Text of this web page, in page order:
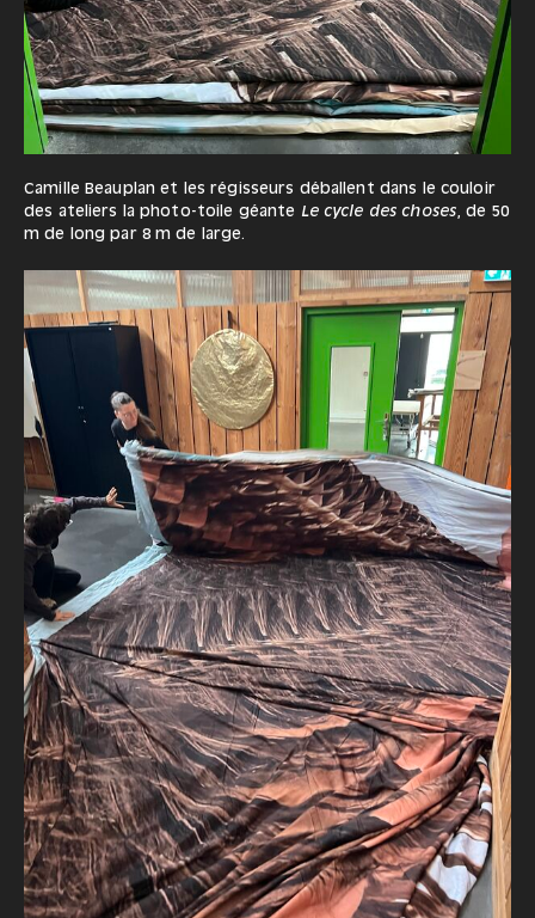
Camille Beauplan et les régisseurs déballent dans le couloir
des ateliers la photo-toile géante Le cycle des choses, de 50
m de long par 8 m de large.